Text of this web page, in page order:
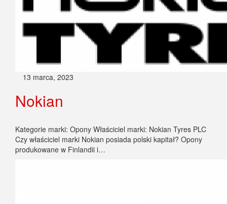
13 marca, 2023
Nokian
Kategorie marki: Opony Właściciel marki: Nokian Tyres PLC
Czy właściciel marki Nokian posiada polski kapitał? Opony
produkowane w Finlandii i…